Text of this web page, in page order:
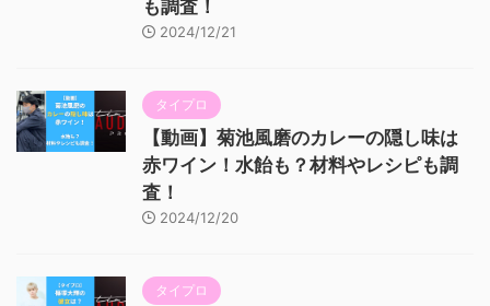
も調査！
2024/12/21
タイプロ
【動画】菊池風磨のカレーの隠し味は
赤ワイン！水飴も？材料やレシピも調
査！
2024/12/20
タイプロ